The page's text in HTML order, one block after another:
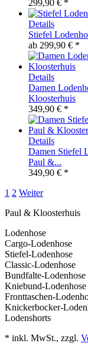
299,90 € *
Details
Stiefel
ab 299,90 € *
Details
Damen
Kloosterhuis
349,90 € *
Details
Damen Stiefel
Paul &...
349,90 € *
1 2 Weiter
Paul & Kloosterhuis
Lodenhose
Cargo-Lodenhose
Stiefel-Lodenhose
Classic-Lodenhose
Bundfalte-Lodenhose
Kniebund-Lodenhose
Fronttaschen-
Knickerbocker-
Lodenshorts
* inkl. MwSt., zzgl.